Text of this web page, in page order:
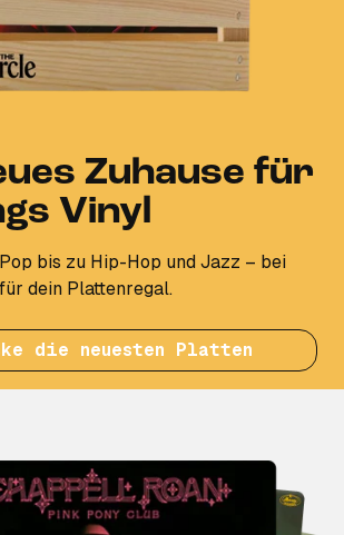
Zuhause für
Vinyl
bis zu Hip-Hop und Jazz – bei
dein Plattenregal.
die neuesten Platten